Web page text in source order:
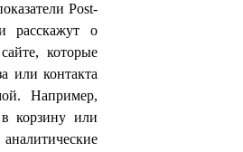
Post-
расскажут о
которые
или контакта
Например,
корзину или